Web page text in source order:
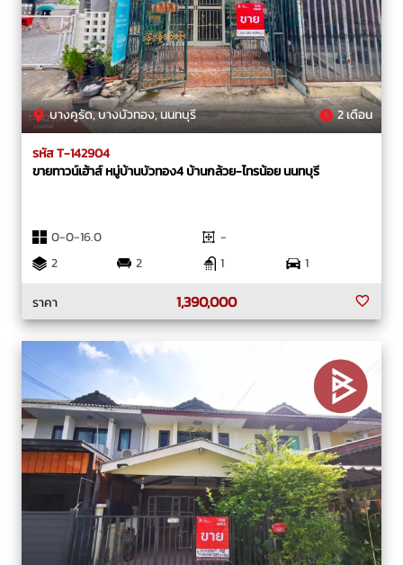
บางคูรัด, บางบัวทอง, นนทบุรี 2 เดือน
รหัส T-142904
ขายทาวน์เฮ้าส์ หมู่บ้านบัวทอง4 บ้านกล้วย-ไทรน้อย นนทบุรี
0-0-16.0
-
2
2 1
1
ราคา
1,390,000